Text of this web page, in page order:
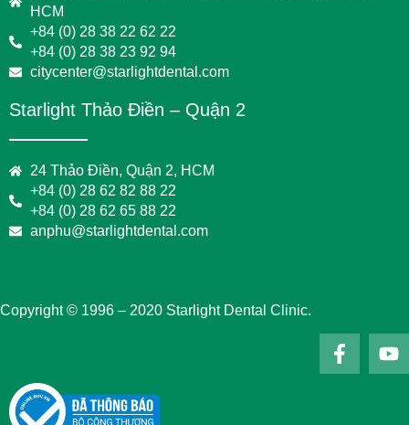
HCM
+84 (0) 28 38 22 62 22
+84 (0) 28 38 23 92 94
citycenter@starlightdental.com
Starlight Thảo Điền – Quận 2
24 Thảo Điền, Quận 2, HCM
+84 (0) 28 62 82 88 22
+84 (0) 28 62 65 88 22
anphu@starlightdental.com
Copyright © 1996 – 2020 Starlight Dental Clinic.